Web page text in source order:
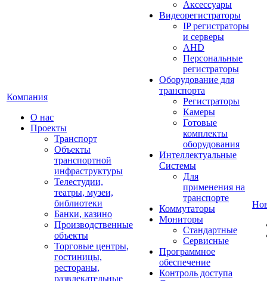
Компания
О нас
Проекты
Транспорт
Объекты
транспортной
инфраструктуры
Телестудии,
театры, музеи,
библиотеки
Банки, казино
Производственные
объекты
Торговые центры,
гостиницы,
рестораны,
развлекательные
Аксессуары
Видеорегистраторы
IP регистраторы
и серверы
AHD
Персональные
регистраторы
Оборудование для
транспорта
Регистраторы
Камеры
Готовые
комплекты
оборудования
Интеллектуальные
Системы
Для
применения на
транспорте
Коммутаторы
Мониторы
Стандартные
Сервисные
Программное
обеспечение
Контроль доступа